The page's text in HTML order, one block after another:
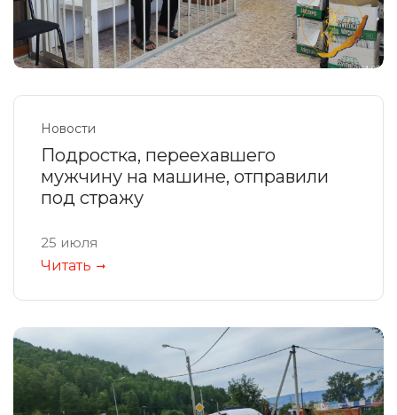
Новости
Подростка, переехавшего
мужчину на машине, отправили
под стражу
25 июля
Читать